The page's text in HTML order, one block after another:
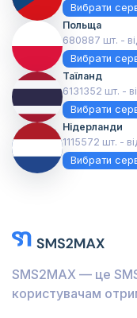
Вибрати
Польща
680887 шт. -
Вибрати
Таїланд
6131352 шт. -
Вибрати
Нідерланди
1115572 шт. -
Вибрати
SMS2MAX — це
користувачам